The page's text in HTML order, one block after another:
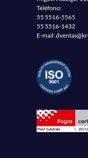
Teléfono:
55 5516-5565
55 5516-1432
E-mail: